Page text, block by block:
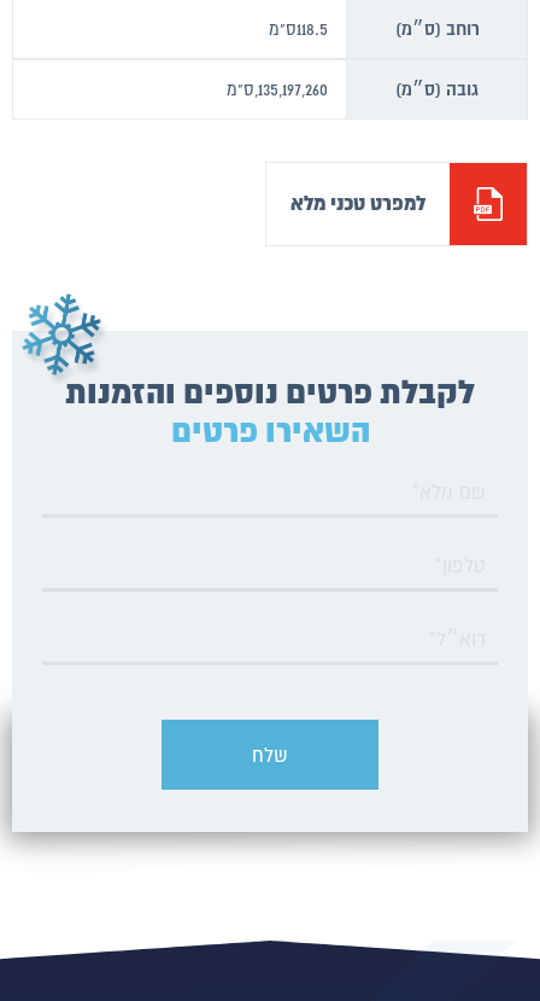
רוחב (ס״מ) 118.5ס"מ
גובה (ס״מ) 135,197,260,ס"מ
למפרט טכני מלא
לקבלת פרטים נוספים והזמנות
השאירו פרטים